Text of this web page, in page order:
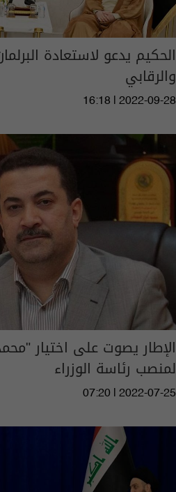
الحكيم يدعو لاستعادة
والرقابي
16:18 | 2022-09-28
الإطار يصوت على اختيار
لمنصب رئاسة الوزراء
07:20 | 2022-07-25